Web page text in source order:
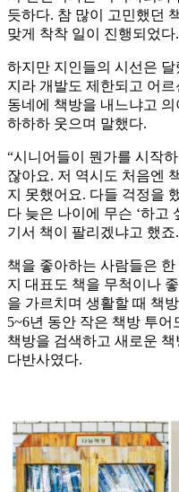
듯하다. 참 많이 고민했던
맞게 착착 일이 진행되었다.
하지만 지인들의 시선은
지라 개발도 제한되고 어
동네에 책방을 내느냐고
하하하 웃으며 말했다.
“시니어들이 뭔가를 시작
잖아요. 저 역시도 처음엔
지 못했어요. 다들 걱정을
다 늦은 나이에 무슨 ‘하고
기서 책이 팔리겠냐고 했죠
책을 좋아하는 사람들은
지 대표도 책을 무척이나
을 가르치며 생활할 때 책
5~6년 동안 작은 책방 투
책방을 검색하고 새로운
다반사였다.